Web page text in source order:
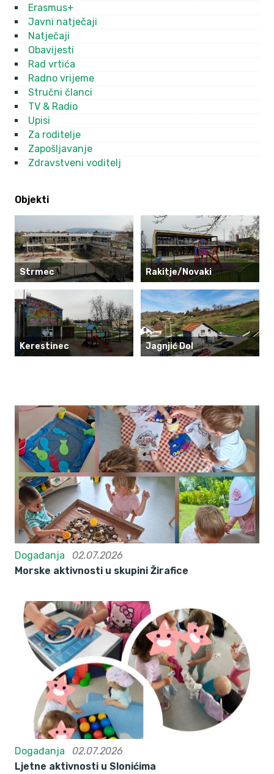
Erasmus+
Javni natječaji
Natječaji
Obavijesti
Rad vrtića
Radno vrijeme
Stručni članci
TV & Radio
Upisi
Za roditelje
Zapošljavanje
Zdravstveni voditelj
Objekti
Strmec Rakitje/Novaki
Kerestinec Jagnjić Dol
Događanja
02.07.2026
Morske aktivnosti u skupini Žirafice
Događanja
02.07.2026
Ljetne aktivnosti u Slonićima